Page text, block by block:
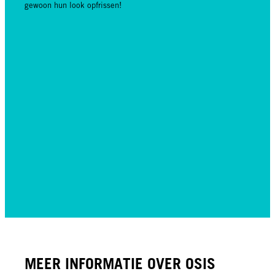
gewoon hun look opfrissen!
MEER INFORMATIE OVER OSIS